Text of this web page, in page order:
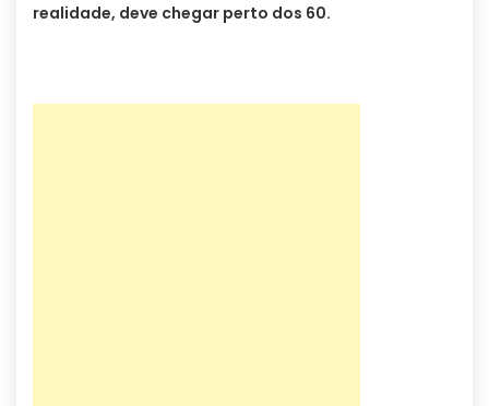
realidade, deve chegar perto dos 60.